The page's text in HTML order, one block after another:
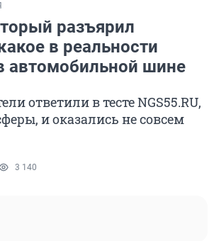
разъярил
в реальности
автомобильной шине
ответили в тесте NGS55.RU,
и оказались не совсем
3 140